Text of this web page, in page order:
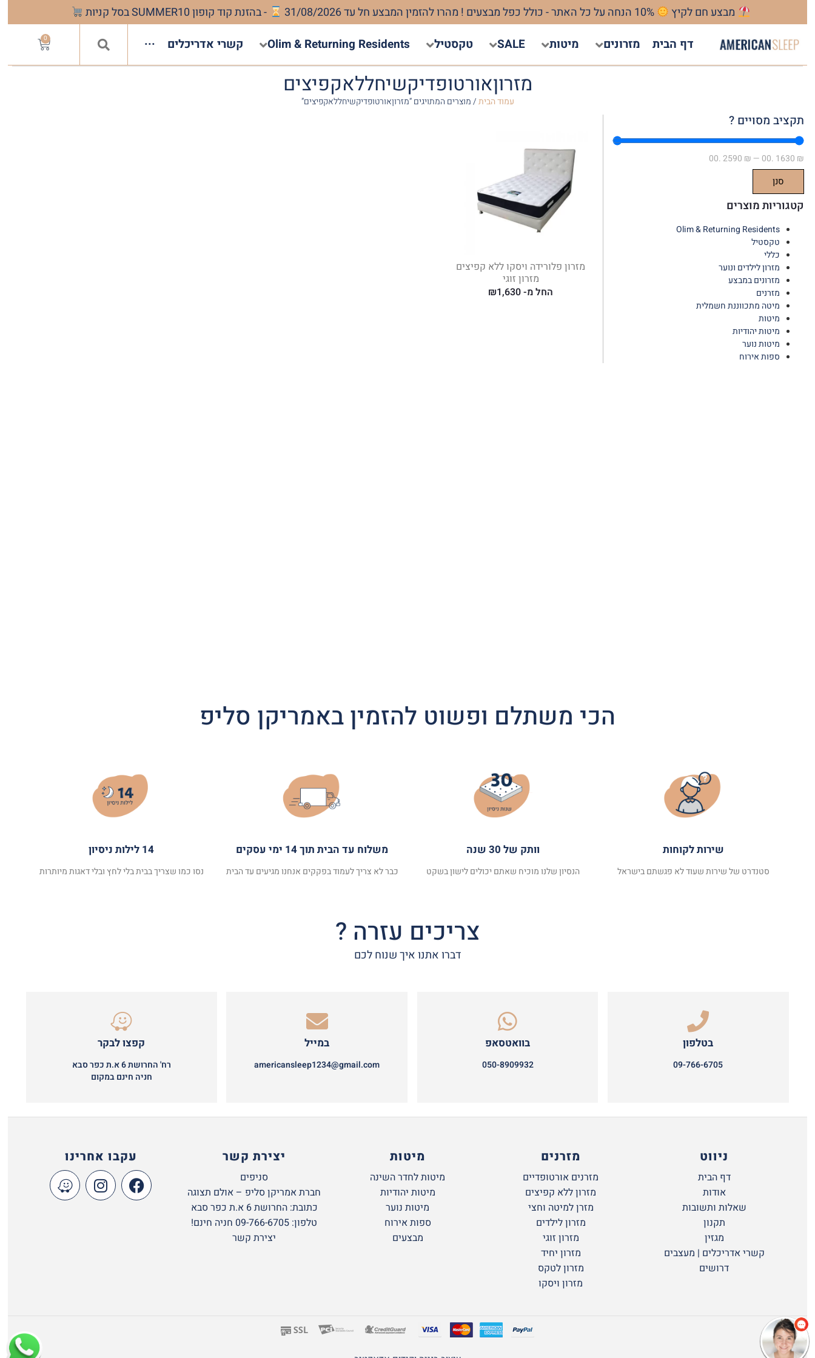
מבצע חם לקיץ 10% הנחה על כל האתר - כולל כפל מבצעים ! מהרו להזמין המבצע חל עד 31/08/2026 - בהזנת קוד קופון SUMMER10 בסל קניות
דף הבית מזרונים מיטות SALE טקסטיל Olim & Returning Residents קשרי אדריכלים ···
0
מזרוןאורטופדיקשיחללאקפיצים
עמוד הבית/ מוצרים המתויגים “מזרוןאורטופדיקשיחללאקפיצים”
תקציב מסויים ?
₪
1630
.00
—
₪
2590
.00
סנן
קטגוריות מוצרים
Olim & Returning Residents
טקסטיל
כללי
מזרון לילדים ונוער
מזרונים במבצע
מזרנים
מיטה מתכווננת חשמלית
מיטות
מיטות יהודיות
מיטות נוער
ספות אירוח
מזרון פלורידה ויסקו ללא קפיצים
מזרון זוגי
החל מ-
₪1,630
הכי משתלם ופשוט להזמין באמריקן סליפ
שירות לקוחות
סטנדרט של שירות שעוד לא פגשתם בישראל
וותק של 30 שנה
הנסיון שלנו מוכיח שאתם יכולים לישון בשקט
משלוח עד הבית תוך 14 ימי עסקים
כבר לא צריך לעמוד בפקקים אנחנו מגיעים עד הבית
14 לילות ניסיון
נסו כמו שצריך בבית בלי לחץ ובלי דאגות מיותרות
צריכים עזרה ?
דברו אתנו איך שנוח לכם
בטלפון
09-766-6705
בוואטסאפ
050-8909932
במייל
americansleep1234@gmail.com
קפצו לבקר
רח' החרושת 6 א.ת כפר סבא
חניה חינם במקום
ניווט
דף הבית
אודות
שאלות ותשובות
תקנון
מגזין
קשרי אדריכלים | מעצבים
דרושים
מזרנים
מזרנים אורטופדיים
מזרון ללא קפיצים
מזרן למיטה וחצי
מזרון לילדים
מזרון זוגי
מזרון יחיד
מזרון לטקס
מזרון ויסקו
מיטות
מיטות לחדר השינה
מיטות יהודיות
מיטות נוער
ספות אירוח
מבצעים
יצירת קשר
סניפים
חברת אמריקן סליפ – אולם תצוגה
כתובת: החרושת 6 א.ת כפר סבא
טלפון: 09-766-6705 חניה חינם!
יצירת קשר
עקבו אחרינו